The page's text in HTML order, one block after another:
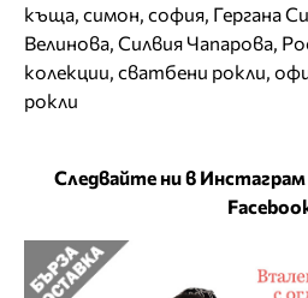
къща, симон, софия, Гергана
Велинова, Силвия Чапарова,
колекции, сватбени рокли,
рокли
Следвайте ни в Инстаграм